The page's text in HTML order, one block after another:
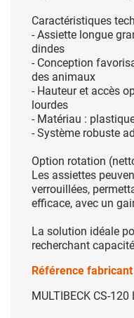
Caractéristiques
- Assiette longue
dindes
- Conception
des animaux
- Hauteur et accès
lourdes
- Matériau :
- Système robuste
Option rotation
Les assiettes
verrouillées,
efficace, avec un
La solution idéale
recherchant
Référence fabricant
MULTIBECK CS-120